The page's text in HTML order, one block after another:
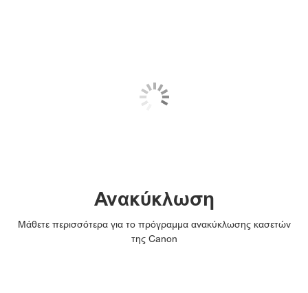
Ανακύκλωση
Μάθετε περισσότερα για το πρόγραμμα ανακύκλωσης κασετών
της Canon